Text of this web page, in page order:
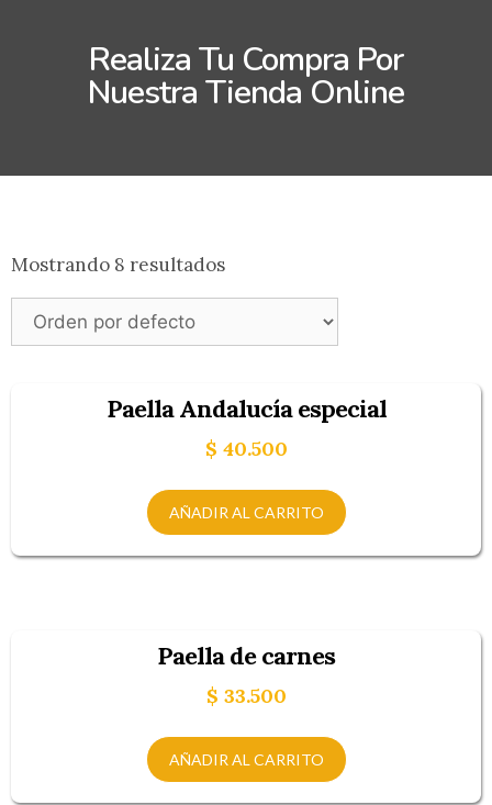
Realiza Tu Compra Por
Nuestra Tienda Online
Mostrando 8 resultados
Paella Andalucía especial
$ 40.500
AÑADIR AL CARRITO
Paella de carnes
$ 33.500
AÑADIR AL CARRITO